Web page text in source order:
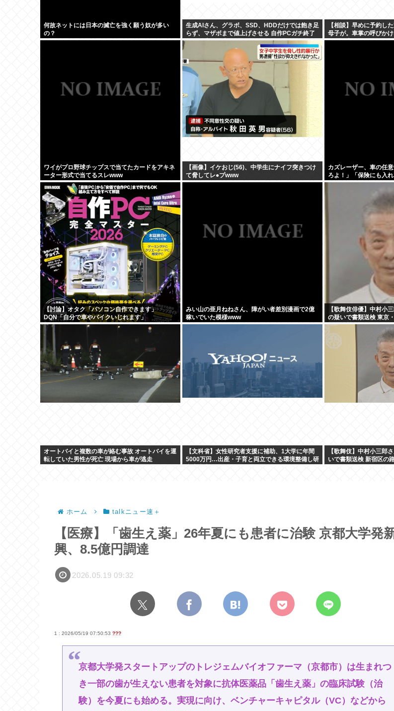
何故ネットには日本の滅亡を強く願う奴が多い
の？
生成AIさん、グラボ、SSD、HDDだけでは飽き足
らず、マザボまで値上げさせる 自作PCガチ終了
50%の大幅値上か
【相談】早めに予約し
母子が。車掌の呼びか
して居座られました。
ワイがプロ野球チップスで当てたカードをアキネ
ーター形式で当てるスレwww
【画像】イケおじ(56)、中学生にナイフ突きつけ
て脅してレ●プwww
カズレーザー、車の任
ろよ！」「保険にも入
よ」
【討論】オタク「パソコン自作できます」
DQN「自分で車やバイクいじれます」
みい山の亜月ねねさん、障がい者差別漫画で2億
稼いでいた模様www
【歌舞伎俳優】中村小
の疑いで書類送検 東京
20代女性をはねてけが
走か
オートバイと複数の車が絡む事故 オートバイを運
転していた男性が死亡 現場から車が逃走
【文科省】女性研究者支援に補助、1大学に年間
5000万円…出産・子育と両立できる環境整備し研
【歌舞伎】中村小三郎
いで書類送検 新宿区の
ホーム talkニュー速＋
【医療】「歯生え薬」26年夏にも患者に治験 京都大学発
興、8.5億円調達
2026.05.19 09:32
1 : 2026/05/19 07:50:53 ???
京都大学発スタートアップのトレジェムバイオファーマ（京都市）は生まれつ
き一部の歯が生えない患者を対象に抗体医薬品「歯生え薬」の臨床試験（治
験）を今夏にも始める。実現に向け、ベンチャーキャピタル（VC）などから